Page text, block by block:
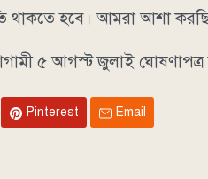
থাকতে হবে। আমরা আশা
৫ আগস্ট জুলাই
Pinterest Email